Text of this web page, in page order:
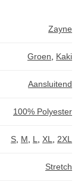
Zayne
Groen, Kaki
Aansluitend
100% Polyester
S, M, L, XL, 2XL
Stretch